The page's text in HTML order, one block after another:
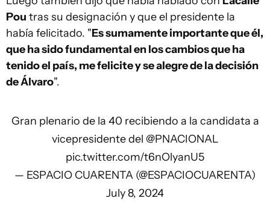
Pou tras su designación y que el presidente la
había felicitado. "Es sumamente importante que él,
que ha sido fundamental en los cambios que ha
tenido el país, me felicite y se alegre de la decisión
de Álvaro".
Gran plenario de la 40 recibiendo a la candidata a
vicepresidente del @PNACIONAL
pic.twitter.com/t6nOlyanU5
— ESPACIO CUARENTA (@ESPACIOCUARENTA)
July 8, 2024